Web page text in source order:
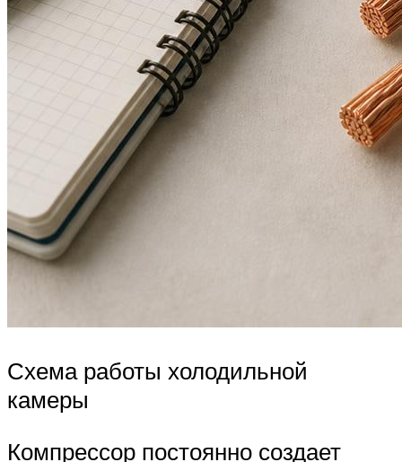
Схема работы холодильной
камеры
Компрессор постоянно создает